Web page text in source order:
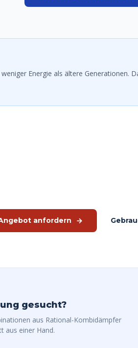
Energie als ältere Generationen.
anfordern
gesucht?
aus Rational-Kombidämpfer
aus einer Hand.